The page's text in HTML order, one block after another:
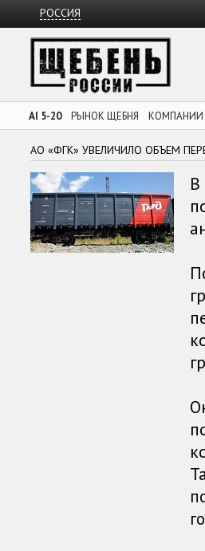
РОССИЯ
AI 5-20 РЫНОК ЩЕБНЯ КОМПАНИИ
АО «ФГК» УВЕЛИЧИЛО ОБЪЕМ
В